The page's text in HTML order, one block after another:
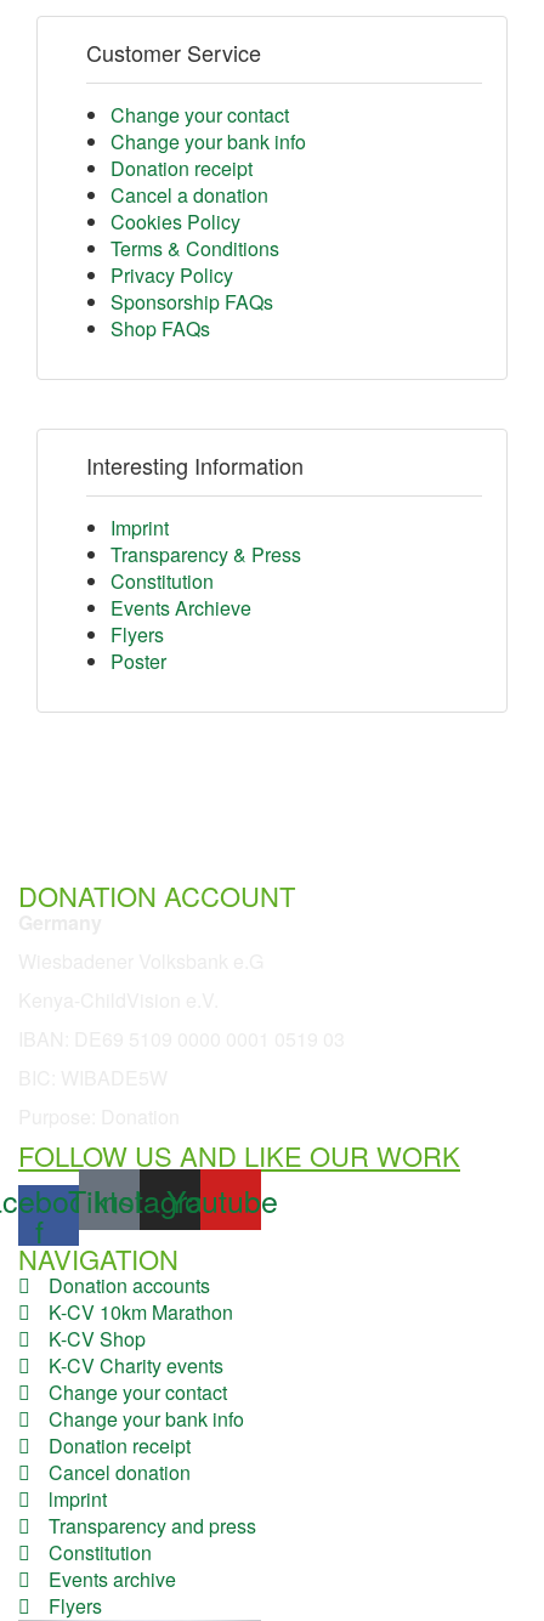
Customer Service
Change your contact
Change your bank info
Donation receipt
Cancel a donation
Cookies Policy
Terms & Conditions
Privacy Policy
Sponsorship FAQs
Shop FAQs
Interesting Information
Imprint
Transparency & Press
Constitution
Events Archieve
Flyers
Poster
DONATION ACCOUNT
FOLLOW US AND LIKE OUR WORK
f
Tiktok
Instagram
Youtube
NAVIGATION
Donation accounts
K-CV 10km Marathon
K-CV Shop
K-CV Charity events
Change your contact
Change your bank info
Donation receipt
Cancel donation
lmprint
Transparency and press
Constitution
Events archive
Flyers